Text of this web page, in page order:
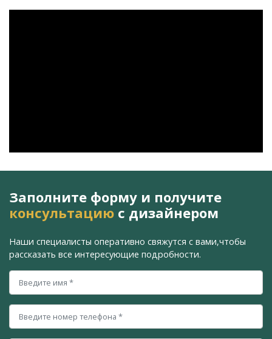
Заполните форму и получите
консультацию с дизайнером
Наши специалисты оперативно свяжутся с вами,чтобы
рассказать все интересующие подробности.